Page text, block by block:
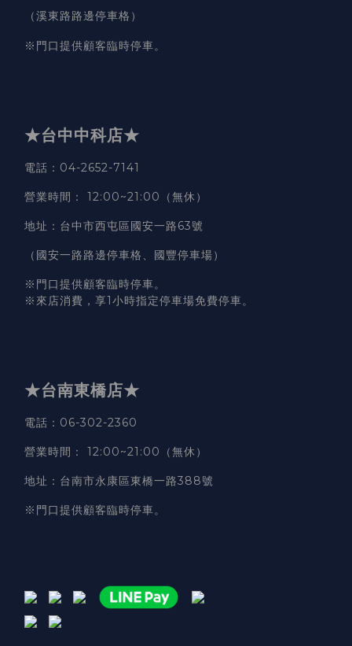
（溪東路路邊停車格）
※門口提供顧客臨時停車。
★台中中科店★
電話 ：04-2652-7141
營業時間 ： 12:00~21:00（無休）
地址 ：台中市西屯區國安一路63號
（國安一路路邊停車格、國豐停車場）
※門口提供顧客臨時停車。
※來店消費，享1小時指定停車場免費停車。
★台南東橋店★
電話 ：06-302-2360
營業時間 ： 12:00~21:00（無休）
地址 ：台南市永康區東橋一路388號
※門口提供顧客臨時停車。